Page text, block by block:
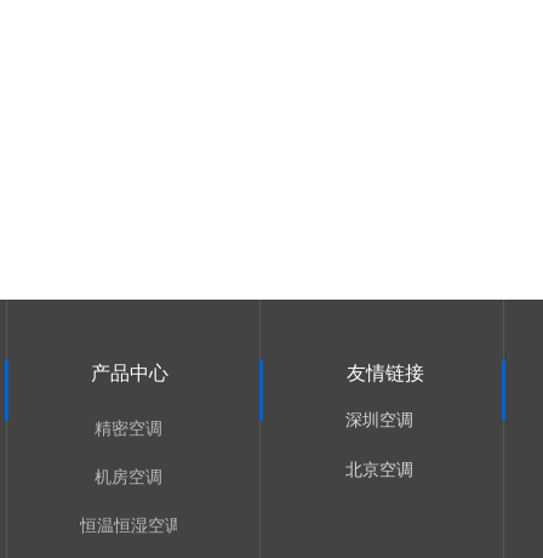
深圳空调
北京空调
精密空调
机房空调
恒温恒湿空调
友情链接
产品中心